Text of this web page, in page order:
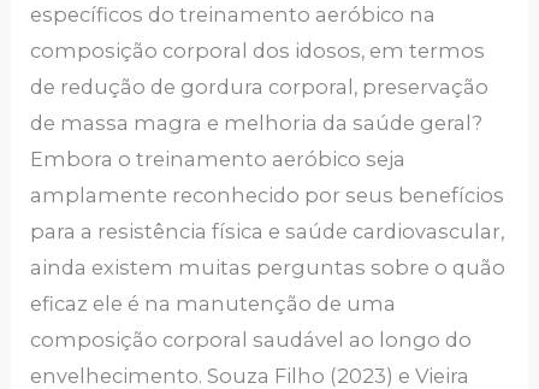
específicos do treinamento aeróbico na
composição corporal dos idosos, em termos
de redução de gordura corporal, preservação
de massa magra e melhoria da saúde geral?
Embora o treinamento aeróbico seja
amplamente reconhecido por seus benefícios
para a resistência física e saúde cardiovascular,
ainda existem muitas perguntas sobre o quão
eficaz ele é na manutenção de uma
composição corporal saudável ao longo do
envelhecimento. Souza Filho (2023) e Vieira